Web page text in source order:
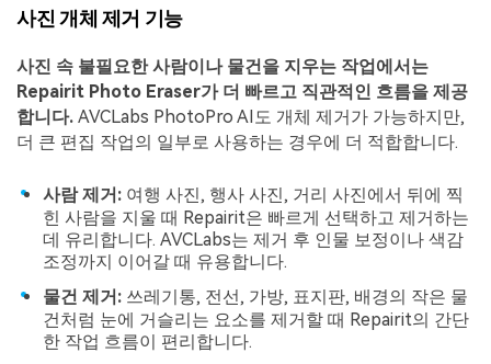
사진 개체 제거 기능
사진 속 불필요한 사람이나 물건을 지우는 작업에서는
Repairit Photo Eraser가 더 빠르고 직관적인 흐름을 제공
합니다. AVCLabs PhotoPro AI도 개체 제거가 가능하지만,
더 큰 편집 작업의 일부로 사용하는 경우에 더 적합합니다.
사람 제거: 여행 사진, 행사 사진, 거리 사진에서 뒤에 찍
힌 사람을 지울 때 Repairit은 빠르게 선택하고 제거하는
데 유리합니다. AVCLabs는 제거 후 인물 보정이나 색감
조정까지 이어갈 때 유용합니다.
물건 제거: 쓰레기통, 전선, 가방, 표지판, 배경의 작은 물
건처럼 눈에 거슬리는 요소를 제거할 때 Repairit의 간단
한 작업 흐름이 편리합니다.